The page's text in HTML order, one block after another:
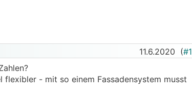
11.6.2020 (#1
- mit so einem Fassadensystem musst